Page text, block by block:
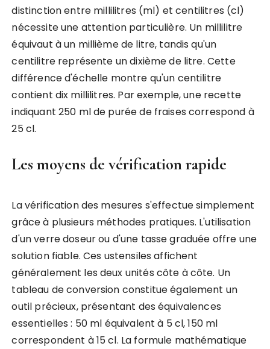
distinction entre millilitres (ml) et centilitres (cl)
nécessite une attention particulière. Un millilitre
équivaut à un millième de litre, tandis qu'un
centilitre représente un dixième de litre. Cette
différence d'échelle montre qu'un centilitre
contient dix millilitres. Par exemple, une recette
indiquant 250 ml de purée de fraises correspond à
25 cl.
Les moyens de vérification rapide
La vérification des mesures s'effectue simplement
grâce à plusieurs méthodes pratiques. L'utilisation
d'un verre doseur ou d'une tasse graduée offre une
solution fiable. Ces ustensiles affichent
généralement les deux unités côte à côte. Un
tableau de conversion constitue également un
outil précieux, présentant des équivalences
essentielles : 50 ml équivalent à 5 cl, 150 ml
correspondent à 15 cl. La formule mathématique